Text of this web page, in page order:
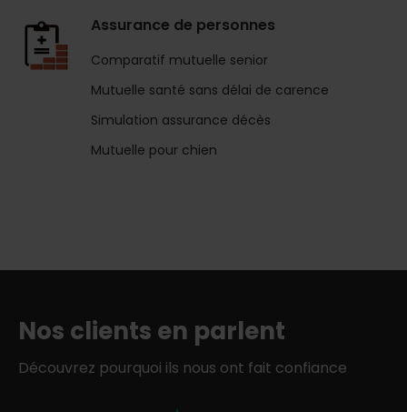
Assurance de personnes
Comparatif mutuelle senior
Mutuelle santé sans délai de carence
Simulation assurance décès
Mutuelle pour chien
Nos clients en parlent
Découvrez pourquoi ils nous ont fait confiance